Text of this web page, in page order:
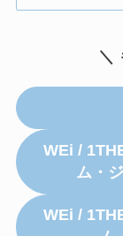
＼
WEi /
ム・
WEi /